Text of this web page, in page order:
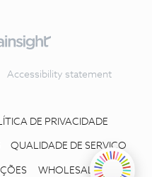
Accessibility statement
DE PRIVACIDADE
QUALIDADE DE SERVIÇO
WHOLESALE